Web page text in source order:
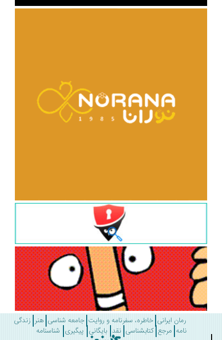
رمان ایرانی خاطره، سفرنامه و روایت جامعه شناسی هنر زندگی
مرجع کتابشناسی نقد بایگانی پیگیری شناسنامه